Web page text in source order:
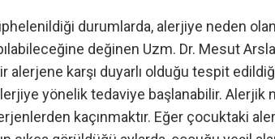
durumlarda, alerjiye neden
değinen Uzm. Dr. Mesut
karşı duyarlı olduğu tespit
yönelik tedaviye başlanabilir. Alerjik
kaçınmaktır. Eğer çocuktaki